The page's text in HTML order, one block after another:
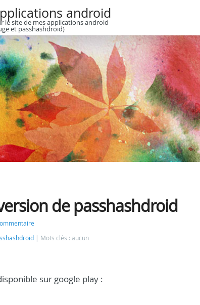
android
le site de mes applications android
et passhashdroid)
de passhashdroid
Mots clés : aucun
sur google play :